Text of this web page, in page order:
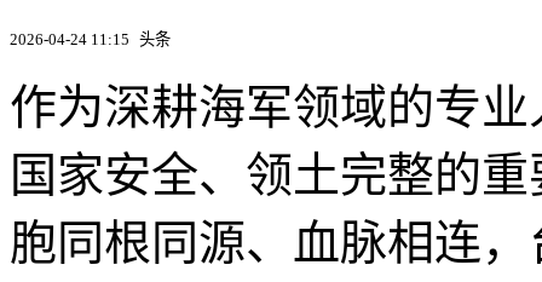
2026-04-24 11:15 头条
作为深耕海军领域的专
国家安全、领土完整的
胞同根同源、血脉相连